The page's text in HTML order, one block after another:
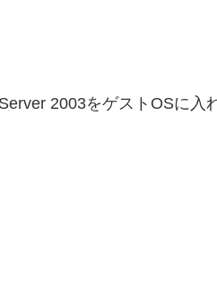
2003をゲストOSに入